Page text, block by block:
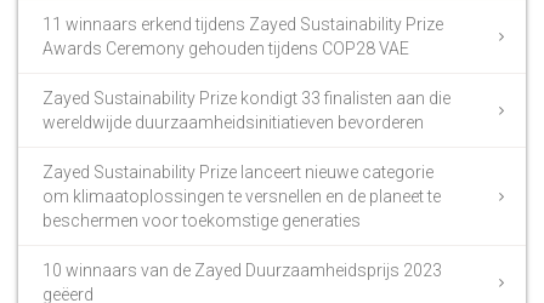
11 winnaars erkend tijdens Zayed Sustainability Prize
Awards Ceremony gehouden tijdens COP28 VAE
Zayed Sustainability Prize kondigt 33 finalisten aan die
wereldwijde duurzaamheidsinitiatieven bevorderen
Zayed Sustainability Prize lanceert nieuwe categorie
om klimaatoplossingen te versnellen en de planeet te
beschermen voor toekomstige generaties
10 winnaars van de Zayed Duurzaamheidsprijs 2023
geëerd